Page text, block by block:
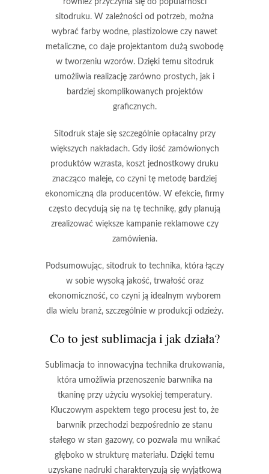
również przyczynia się do popularności
sitodruku. W zależności od potrzeb, można
wybrać farby wodne, plastizolowe czy nawet
metaliczne, co daje projektantom dużą swobodę
w tworzeniu wzorów. Dzięki temu sitodruk
umożliwia realizację zarówno prostych, jak i
bardziej skomplikowanych projektów
graficznych.
Sitodruk staje się szczególnie opłacalny przy
większych nakładach. Gdy ilość zamówionych
produktów wzrasta, koszt jednostkowy druku
znacząco maleje, co czyni tę metodę bardziej
ekonomiczną dla producentów. W efekcie, firmy
często decydują się na tę technikę, gdy planują
zrealizować większe kampanie reklamowe czy
zamówienia.
Podsumowując, sitodruk to technika, która łączy
w sobie wysoką jakość, trwałość oraz
ekonomiczność, co czyni ją idealnym wyborem
dla wielu branż, szczególnie w produkcji odzieży.
Co to jest sublimacja i jak działa?
Sublimacja to innowacyjna technika drukowania,
która umożliwia przenoszenie barwnika na
tkaninę przy użyciu wysokiej temperatury.
Kluczowym aspektem tego procesu jest to, że
barwnik przechodzi bezpośrednio ze stanu
stałego w stan gazowy, co pozwala mu wnikać
głęboko w strukturę materiału. Dzięki temu
uzyskane nadruki charakteryzują się wyjątkową